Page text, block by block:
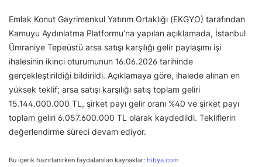
Emlak Konut Gayrimenkul Yatırım Ortaklığı (EKGYO) tarafından
Kamuyu Aydınlatma Platformu’na yapılan açıklamada, İstanbul
Ümraniye Tepeüstü arsa satışı karşılığı gelir paylaşımı işi
ihalesinin ikinci oturumunun 16.06.2026 tarihinde
gerçekleştirildiği bildirildi. Açıklamaya göre, ihalede alınan en
yüksek teklif; arsa satışı karşılığı satış toplam geliri
15.144.000.000 TL, şirket payı gelir oranı %40 ve şirket payı
toplam geliri 6.057.600.000 TL olarak kaydedildi. Tekliflerin
değerlendirme süreci devam ediyor.
Bu içerik hazırlanırken faydalanılan kaynaklar: hibya.com